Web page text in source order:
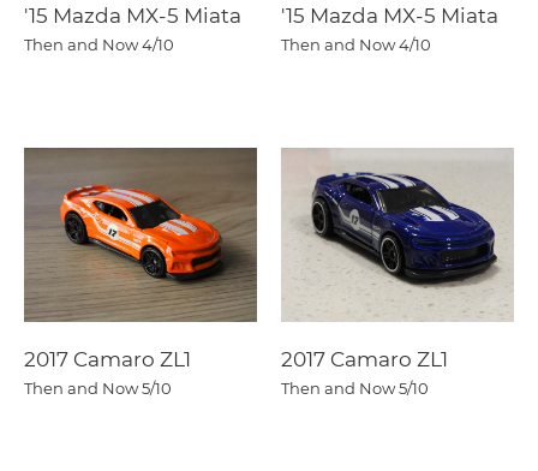
'15 Mazda MX-5 Miata
Then and Now4/10
'15 Mazda MX-5 Miata
Then and Now4/10
2017 Camaro ZL1
Then and Now5/10
2017 Camaro ZL1
Then and Now5/10